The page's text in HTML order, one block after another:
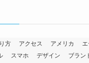
方 アクセス アメリカ
スマホ デザイン ブラン